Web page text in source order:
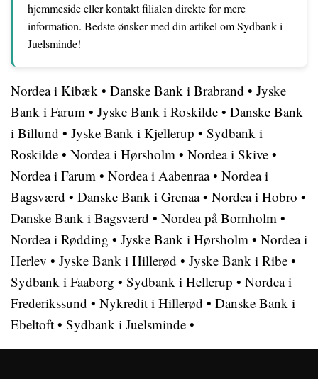
hjemmeside eller kontakt filialen direkte for mere
information. Bedste ønsker med din artikel om Sydbank i
Juelsminde!
Nordea i Kibæk • Danske Bank i Brabrand • Jyske
Bank i Farum • Jyske Bank i Roskilde • Danske Bank
i Billund • Jyske Bank i Kjellerup • Sydbank i
Roskilde • Nordea i Hørsholm • Nordea i Skive •
Nordea i Farum • Nordea i Aabenraa• Nordea i
Bagsværd • Danske Bank i Grenaa• Nordea i Hobro •
Danske Bank i Bagsværd • Nordea på Bornholm •
Nordea i Rødding • Jyske Bank i Hørsholm • Nordea i
Herlev • Jyske Bank i Hillerød • Jyske Bank i Ribe •
Sydbank i Faaborg • Sydbank i Hellerup • Nordea i
Frederikssund • Nykredit i Hillerød • Danske Bank i
Ebeltoft • Sydbank i Juelsminde •